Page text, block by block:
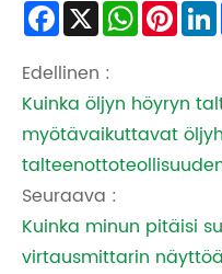
Facebook
X
Edellinen :
Kuinka öljyn höyryn
myötävaikuttavat
Seuraava :
Kuinka minun pitäisi
virtausmittarin